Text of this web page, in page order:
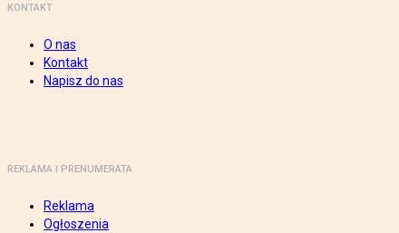
KONTAKT
O nas
Kontakt
Napisz do nas
REKLAMA I PRENUMERATA
Reklama
Ogłoszenia